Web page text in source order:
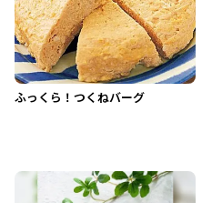
ふっくら！つくねバーグ